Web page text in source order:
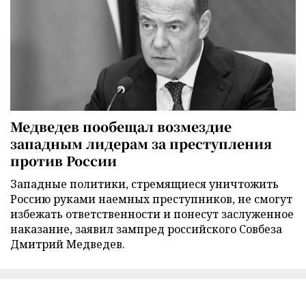
Медведев пообещал возмездие
западным лидерам за преступления
против России
Западные политики, стремящиеся уничтожить
Россию руками наемных преступников, не смогут
избежать ответственности и понесут заслуженное
наказание, заявил зампред российского Совбеза
Дмитрий Медведев.